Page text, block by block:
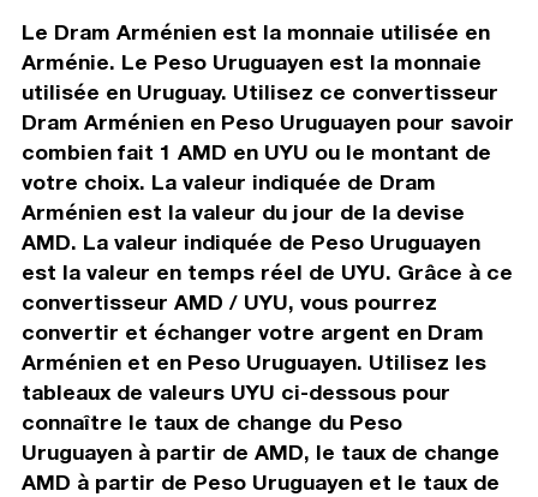
Le Dram Arménien est la monnaie utilisée en
Arménie. Le Peso Uruguayen est la monnaie
utilisée en Uruguay. Utilisez ce convertisseur
Dram Arménien en Peso Uruguayen pour savoir
combien fait 1 AMD en UYU ou le montant de
votre choix. La valeur indiquée de Dram
Arménien est la valeur du jour de la devise
AMD. La valeur indiquée de Peso Uruguayen
est la valeur en temps réel de UYU. Grâce à ce
convertisseur AMD / UYU, vous pourrez
convertir et échanger votre argent en Dram
Arménien et en Peso Uruguayen. Utilisez les
tableaux de valeurs UYU ci-dessous pour
connaître le taux de change du Peso
Uruguayen à partir de AMD, le taux de change
AMD à partir de Peso Uruguayen et le taux de